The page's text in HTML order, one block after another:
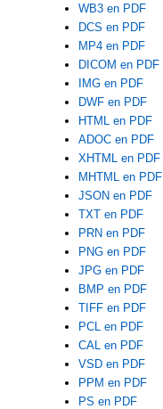
WB3 en PDF
DCS en PDF
MP4 en PDF
DICOM en PDF
IMG en PDF
DWF en PDF
HTML en PDF
ADOC en PDF
XHTML en PDF
MHTML en PDF
JSON en PDF
TXT en PDF
PRN en PDF
PNG en PDF
JPG en PDF
BMP en PDF
TIFF en PDF
PCL en PDF
CAL en PDF
VSD en PDF
PPM en PDF
PS en PDF